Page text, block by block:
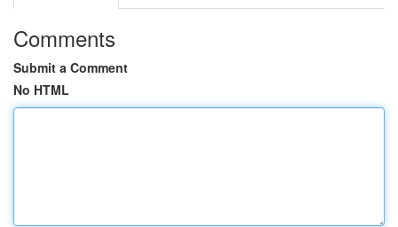
Comments
Submit a Comment
No HTML